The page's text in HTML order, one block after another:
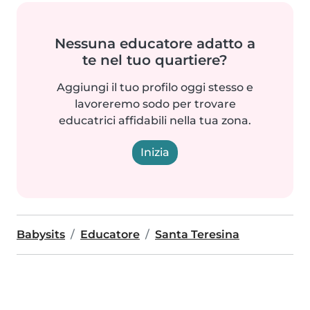
Nessuna educatore adatto a
te nel tuo quartiere?
Aggiungi il tuo profilo oggi stesso e
lavoreremo sodo per trovare
educatrici affidabili nella tua zona.
Inizia
Babysits Educatore Santa Teresina